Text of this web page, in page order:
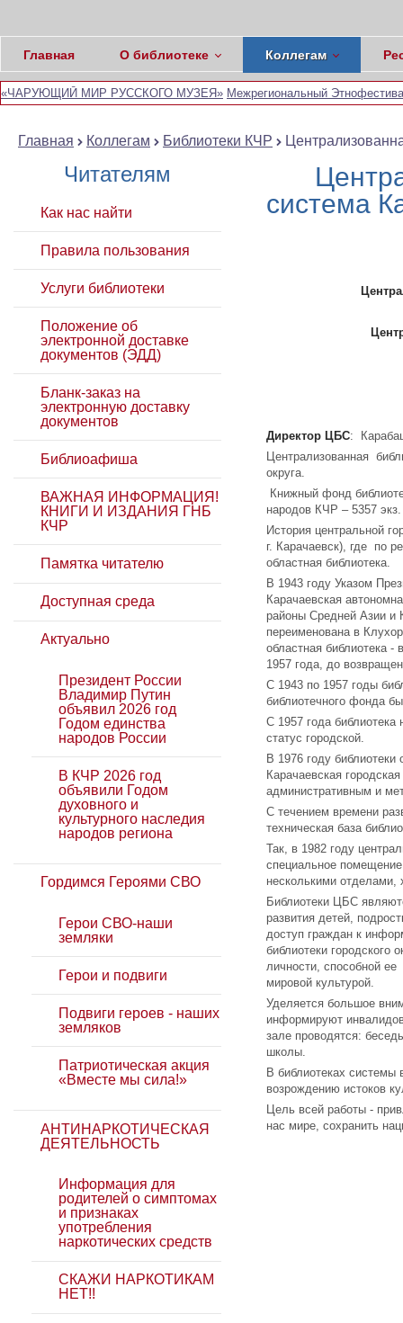
Главная О библиотеке Коллегам
«ЧАРУЮЩИЙ МИР РУССКОГО МУЗЕЯ» Межрегиональный
Главная Коллегам Библиотеки КЧР
Читателям
Как нас найти
Правила пользования
Услуги библиотеки
Положение об
электронной доставке
документов (ЭДД)
Бланк-заказ на
электронную доставку
документов
Библиоафиша
ВАЖНАЯ ИНФОРМАЦИЯ!
КНИГИ И ИЗДАНИЯ ГНБ
КЧР
Памятка читателю
Доступная среда
Актуально
Президент России
Владимир Путин
объявил 2026 год
Годом единства
народов России
В КЧР 2026 год
объявили Годом
духовного и
культурного наследия
народов региона
Гордимся Героями СВО
Герои СВО-наши
земляки
Герои и подвиги
Подвиги героев - наших
земляков
Патриотическая акция
«Вместе мы сила!»
АНТИНАРКОТИЧЕСКАЯ
ДЕЯТЕЛЬНОСТЬ
Информация для
родителей о симптомах
и признаках
употребления
наркотических средств
СКАЖИ НАРКОТИКАМ
НЕТ!!
система
Директор ЦБС:
Централизованная
округа.
Книжный фонд
народов КЧР – 5357 экз.
История центральной
г. Карачаевск), где по
областная биб­лиотека.
В 1943 году Указом
Карачаевская
районы Средней Азии и
переименована в
областная библиотека -
1957 года, до
С 1943 по 1957 годы
библиотечного фонда
С 1957 года библиотека
статус городской.
В 1976 году
Карачаевская
административным и
С течением времени
техническая база
Так, в 1982 году
специальное
несколькими
Библиотеки ЦБС
развития детей,
доступ граждан к
библиотеки городского
личности, способной
мировой культурой.
Уделяется большое
информируют
зале проводятся:
школы.
В библиотеках системы
возрождению истоков
Цель всей работы -
нас мире, сохранить